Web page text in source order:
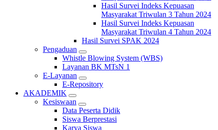
Hasil Survei Indeks Kepuasan
Masyarakat Triwulan 3 Tahun 2024
Hasil Survei Indeks Kepuasan
Masyarakat Triwulan 4 Tahun 2024
Hasil Survei SPAK 2024
Pengaduan
Whistle Blowing System (WBS)
Layanan BK MTsN 1
E-Layanan
E-Repository
AKADEMIK
Kesiswaan
Data Peserta Didik
Siswa Berprestasi
Karya Siswa